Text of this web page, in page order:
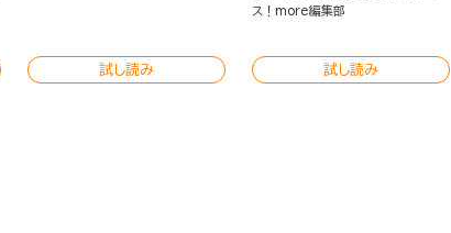
試し読み
ス！more編集部
試し読み